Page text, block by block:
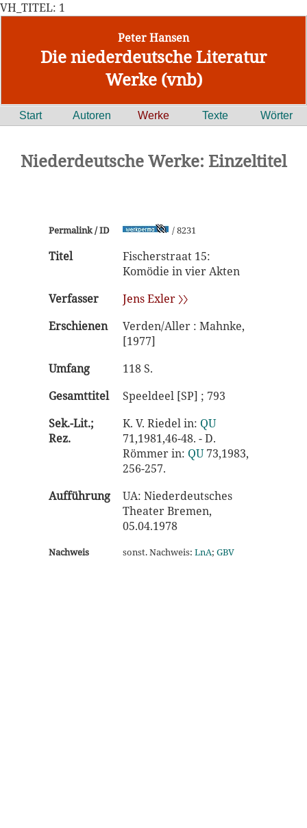
VH_TITEL: 1
Peter Hansen
Die niederdeutsche Literatur
Werke (vnb)
Start Autoren Werke Texte Wörter
Niederdeutsche Werke: Einzeltitel
Permalink / ID / 8231
Titel
Fischerstraat 15:
Komödie in vier Akten
Verfasser
Jens Exler 〉〉
Erschienen
Verden/Aller : Mahnke,
[1977]
Umfang
118 S.
Gesamttitel
Speeldeel [SP] ; 793
Sek.-Lit.;
Rez.
K. V. Riedel in: QU
71,1981,46-48. - D.
Römmer in: QU73,1983,
256-257.
Aufführung
UA: Niederdeutsches
Theater Bremen,
05.04.1978
Nachweis sonst. Nachweis: LnA; GBV